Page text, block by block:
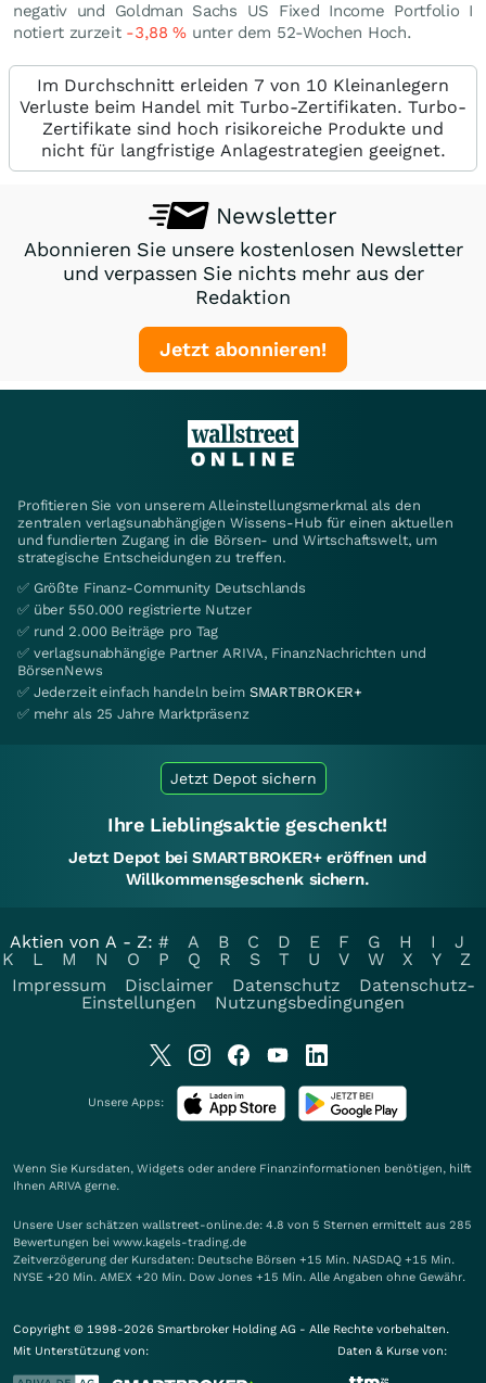
negativ und Goldman Sachs US Fixed Income Portfolio I
notiert zurzeit -3,88% unter dem 52-Wochen Hoch.
Im Durchschnitt erleiden 7 von 10 Kleinanlegern
Verluste beim Handel mit Turbo-Zertifikaten. Turbo-
Zertifikate sind hoch risikoreiche Produkte und
nicht für langfristige Anlagestrategien geeignet.
Newsletter
Abonnieren Sie unsere kostenlosen Newsletter
und verpassen Sie nichts mehr aus der
Redaktion
Jetzt abonnieren!
Profitieren Sie von unserem Alleinstellungsmerkmal als den
zentralen verlagsunabhängigen Wissens-Hub für einen aktuellen
und fundierten Zugang in die Börsen- und Wirtschaftswelt, um
strategische Entscheidungen zu treffen.
✅ Größte Finanz-Community Deutschlands
✅ über 550.000 registrierte Nutzer
✅ rund 2.000 Beiträge pro Tag
✅ verlagsunabhängige Partner ARIVA, FinanzNachrichten und
BörsenNews
✅ Jederzeit einfach handeln beim SMARTBROKER+
✅ mehr als 25 Jahre Marktpräsenz
Jetzt Depot sichern
Ihre Lieblingsaktie geschenkt!
Jetzt Depot bei SMARTBROKER+ eröffnen und
Willkommensgeschenk sichern.
Aktien von A - Z: # A B C D E F G H I
J
K
L M N O P Q R S T U V W X Y
Z
Impressum
Disclaimer Datenschutz
Datenschutz-
Einstellungen
Nutzungsbedingungen
Unsere Apps:
Wenn Sie Kursdaten, Widgets oder andere Finanzinformationen benötigen, hilft
Ihnen ARIVA gerne.
Unsere User schätzen wallstreet-online.de: 4.8 von 5 Sternen ermittelt aus 285
Bewertungen bei www.kagels-trading.de
Zeitverzögerung der Kursdaten: Deutsche Börsen +15 Min. NASDAQ +15 Min.
NYSE +20 Min. AMEX +20 Min. Dow Jones +15 Min. Alle Angaben ohne Gewähr.
Copyright © 1998-2026 Smartbroker Holding AG - Alle Rechte vorbehalten.
Mit Unterstützung von:
Daten & Kurse von: